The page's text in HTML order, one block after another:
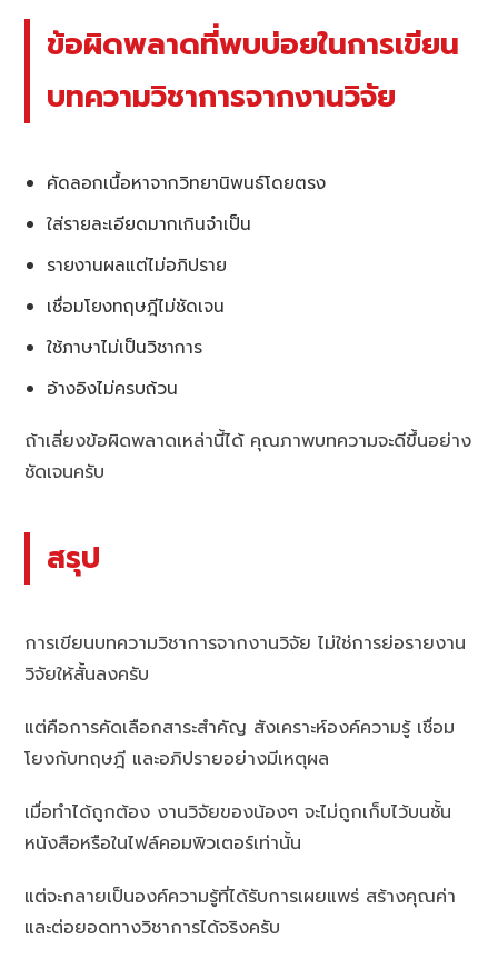
ข้อผิดพลาดที่พบบ่อยในการเขียน
บทความวิชาการจากงานวิจัย
คัดลอกเนื้อหาจากวิทยานิพนธ์โดยตรง
ใส่รายละเอียดมากเกินจำเป็น
รายงานผลแต่ไม่อภิปราย
เชื่อมโยงทฤษฎีไม่ชัดเจน
ใช้ภาษาไม่เป็นวิชาการ
อ้างอิงไม่ครบถ้วน
ถ้าเลี่ยงข้อผิดพลาดเหล่านี้ได้ คุณภาพบทความจะดีขึ้นอย่าง
ชัดเจนครับ
สรุป
การเขียนบทความวิชาการจากงานวิจัย ไม่ใช่การย่อรายงาน
วิจัยให้สั้นลงครับ
แต่คือการคัดเลือกสาระสำคัญ สังเคราะห์องค์ความรู้ เชื่อม
โยงกับทฤษฎี และอภิปรายอย่างมีเหตุผล
เมื่อทำได้ถูกต้อง งานวิจัยของน้องๆ จะไม่ถูกเก็บไว้บนชั้น
หนังสือหรือในไฟล์คอมพิวเตอร์เท่านั้น
แต่จะกลายเป็นองค์ความรู้ที่ได้รับการเผยแพร่ สร้างคุณค่า
และต่อยอดทางวิชาการได้จริงครับ